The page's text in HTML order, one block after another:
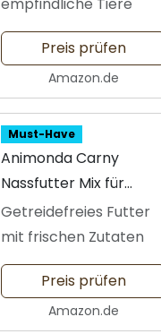
Preis prüfen
Amazon.de
Must-Have
Animonda Carny
Nassfutter Mix für
Katzen
Getreidefreies Futter
mit frischen Zutaten
Preis prüfen
Amazon.de